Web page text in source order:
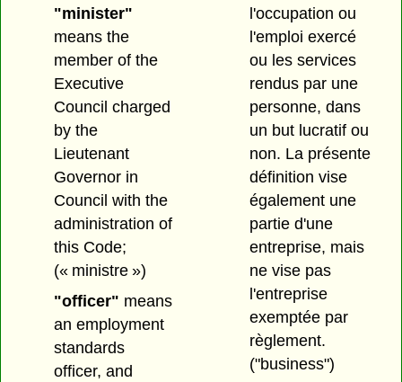
"minister"
means the
member of the
Executive
Council charged
by the
Lieutenant
Governor in
Council with the
administration of
this Code;
(« ministre »)
"officer" means
an employment
standards
officer, and
l'occupation ou
l'emploi exercé
ou les services
rendus par une
personne, dans
un but lucratif ou
non. La présente
définition vise
également une
partie d'une
entreprise, mais
ne vise pas
l'entreprise
exemptée par
règlement.
("business")